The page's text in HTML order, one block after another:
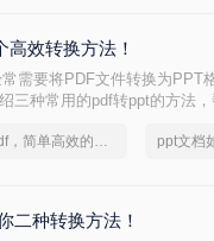
高效转换方法！
需要将PDF文件转换为PPT
三种常用的pdf转ppt的方法
手机ppt转pdf，简单高效的转换方法
二种转换方法！